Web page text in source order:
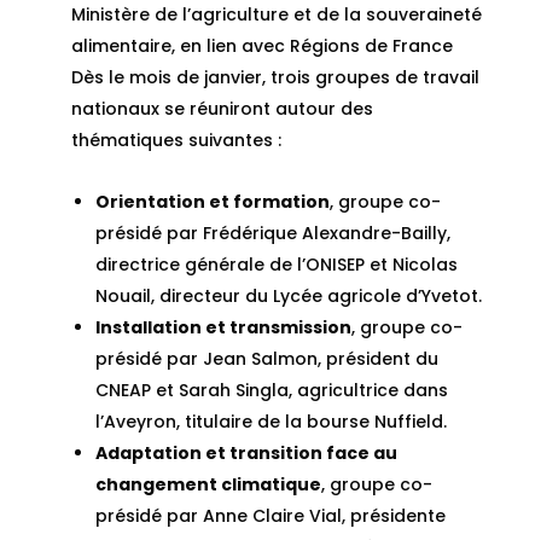
Ministère de l’agriculture et de la souveraineté
alimentaire, en lien avec Régions de France
Dès le mois de janvier, trois groupes de travail
nationaux se réuniront autour des
thématiques suivantes :
Orientation et formation, groupe co-
présidé par Frédérique Alexandre-Bailly,
directrice générale de l’ONISEP et Nicolas
Nouail, directeur du Lycée agricole d’Yvetot.
Installation et transmission, groupe co-
présidé par Jean Salmon, président du
CNEAP et Sarah Singla, agricultrice dans
l’Aveyron, titulaire de la bourse Nuffield.
Adaptation et transition face au
changement climatique, groupe co-
présidé par Anne Claire Vial, présidente